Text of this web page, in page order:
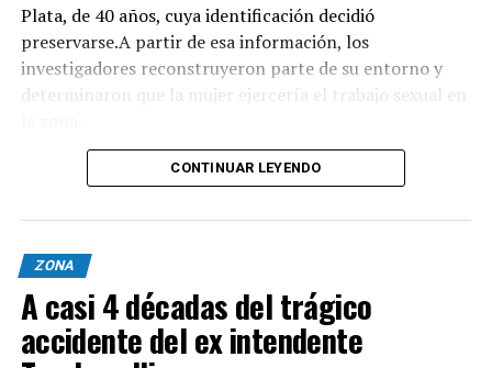
Fecha: Fin de semana largo del 17 de Agosto de 2026
Horario: De 11:00 a 21:00 hs.
Lugar: Pinar del Norte (Alameda 202 y Calle 303, Villa
Gesell)
visitantes
Plata, de 40 años, cuya identificación decidió
preservarse.A partir de esa información, los
investigadores reconstruyeron parte de su entorno y
determinaron que la mujer ejercería el trabajo sexual en
Según el portal Mi8, pese a que la escena donde fue
compatibles con un homicidio, el fiscal Ramiro Anchou
mantiene la causa caratulada como "averiguación de
causales de muerte", ya que los estudios forenses todavía
no lograron determinar con precisión cómo fue
asesinada la mujer.
CONTINUAR LEYENDO
ZONA
A casi 4 décadas del trágico
accidente del ex intendente